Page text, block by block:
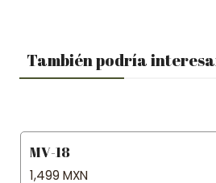
También podría
MV-18
1,499 MXN